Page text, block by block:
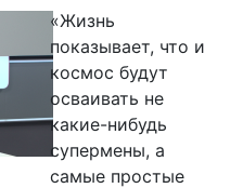
«Жизнь
показывает, что и
космос будут
осваивать не
какие-нибудь
супермены, а
самые простые